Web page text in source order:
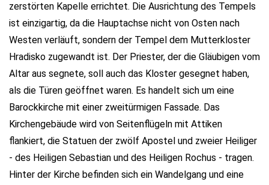
zerstörten Kapelle errichtet. Die Ausrichtung des Tempels
ist einzigartig, da die Hauptachse nicht von Osten nach
Westen verläuft, sondern der Tempel dem Mutterkloster
Hradisko zugewandt ist. Der Priester, der die Gläubigen vom
Altar aus segnete, soll auch das Kloster gesegnet haben,
als die Türen geöffnet waren. Es handelt sich um eine
Barockkirche mit einer zweitürmigen Fassade. Das
Kirchengebäude wird von Seitenflügeln mit Attiken
flankiert, die Statuen der zwölf Apostel und zweier Heiliger
- des Heiligen Sebastian und des Heiligen Rochus - tragen.
Hinter der Kirche befinden sich ein Wandelgang und eine